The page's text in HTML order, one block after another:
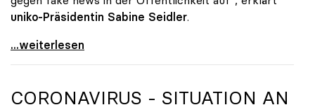
uniko-Präsidentin Sabine Seidler.
Seidler zu Coronavirus: „Universitäten als Bastion
...weiterlesen
CORONAVIRUS - SITUATION AN